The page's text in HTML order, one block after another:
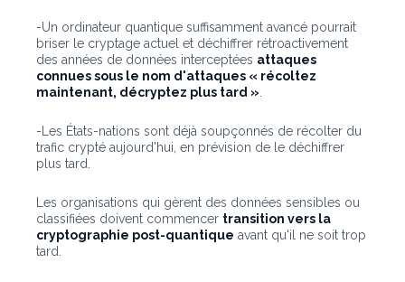
-Un ordinateur quantique suffisamment avancé pourrait
briser le cryptage actuel et déchiffrer rétroactivement
des années de données interceptées attaques
connues sous le nom d'attaques « récoltez
maintenant, décryptez plus tard »
-Les États-nations sont déjà soupçonnés de récolter du
trafic crypté aujourd'hui, en prévision de le déchiffrer
plus tard.
Les organisations qui gèrent des données sensibles ou
classifiées doivent commencer transition vers la
cryptographie post-quantique avant qu'il ne soit trop
tard.